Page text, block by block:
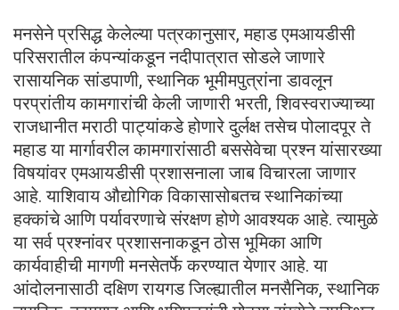
मनसेने प्रसिद्ध केलेल्या पत्रकानुसार, महाड एमआयडीसी
परिसरातील कंपन्यांकडून नदीपात्रात सोडले जाणारे
रासायनिक सांडपाणी, स्थानिक भूमीमपुत्रांना डावलून
परप्रांतीय कामगारांची केली जाणारी भरती, शिवस्वराज्याच्या
राजधानीत मराठी पाट्यांकडे होणारे दुर्लक्ष तसेच पोलादपूर ते
महाड या मार्गावरील कामगारांसाठी बससेवेचा प्रश्न यांसारख्या
विषयांवर एमआयडीसी प्रशासनाला जाब विचारला जाणार
आहे. याशिवाय औद्योगिक विकासासोबतच स्थानिकांच्या
हक्कांचे आणि पर्यावरणाचे संरक्षण होणे आवश्यक आहे. त्यामुळे
या सर्व प्रश्नांवर प्रशासनाकडून ठोस भूमिका आणि
कार्यवाहीची मागणी मनसेतर्फे करण्यात येणार आहे. या
आंदोलनासाठी दक्षिण रायगड जिल्ह्यातील मनसैनिक, स्थानिक